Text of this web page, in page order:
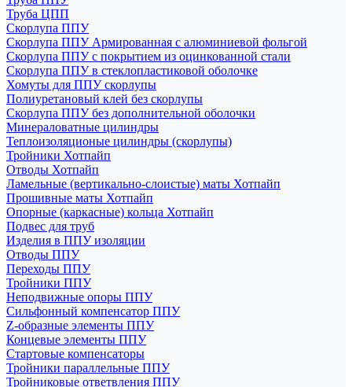
Труба ЦПП
Скорлупа ППУ
Скорлупа ППУ Армированная с алюминиевой фольгой
Скорлупа ППУ с покрытием из оцинкованной стали
Скорлупа ППУ в стеклопластиковой оболочке
Хомуты для ППУ скорлупы
Полиуретановый клей без скорлупы
Скорлупа ППУ без дополнительной оболочки
Минераловатные цилиндры
Теплоизоляционые цилиндры (скорлупы)
Тройники Хотпайп
Отводы Хотпайп
Ламельные (вертикально-слоистые) маты Хотпайп
Прошивные маты Хотпайп
Опорные (каркасные) кольца Хотпайп
Подвес для труб
Изделия в ППУ изоляции
Отводы ППУ
Переходы ППУ
Тройники ППУ
Неподвижные опоры ППУ
Cильфонный компенсатор ППУ
Z-образные элементы ППУ
Концевые элементы ППУ
Стартовые компенсаторы
Тройники параллельные ППУ
Тройниковые ответвления ППУ